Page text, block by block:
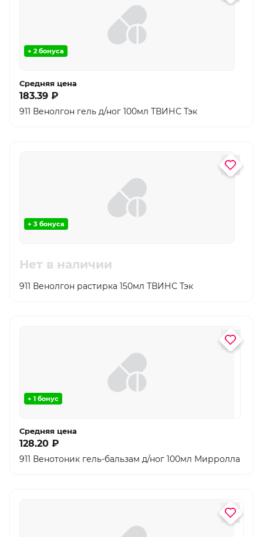
противовоспалительным действием, улучшают
микроциркуляцию, обеспечивая питательную
поддержку. Гель-бальзам нормализует обменные
процессы, улучшает питание тканей.
+ 2 бонуса
Средняя цена
183.39 ₽
911 Венолгон гель д/ног 100мл ТВИНС Тэк
+ 3 бонуса
Нет в наличии
911 Венолгон растирка 150мл ТВИНС Тэк
+ 1 бонус
Средняя цена
128.20 ₽
911 Венотоник гель-бальзам д/ног 100мл Мирролла